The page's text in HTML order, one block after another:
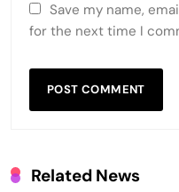
Save my name,
for the next time I
Related News